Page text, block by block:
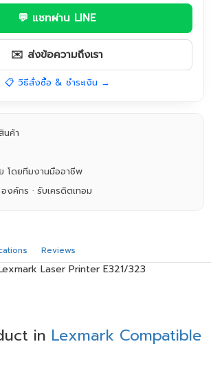
💬 แชทผ่าน LINE
✉️ ส่งข้อความถึงเรา
📋 วิธีสั่งซื้อ & ชำระเงิน →
นค้า
โดยทีมงานมืออาชีพ
ค์กร · รับเครดิตเทอม
Reviews
Laser Printer E321/323
in Lexmark Compatible